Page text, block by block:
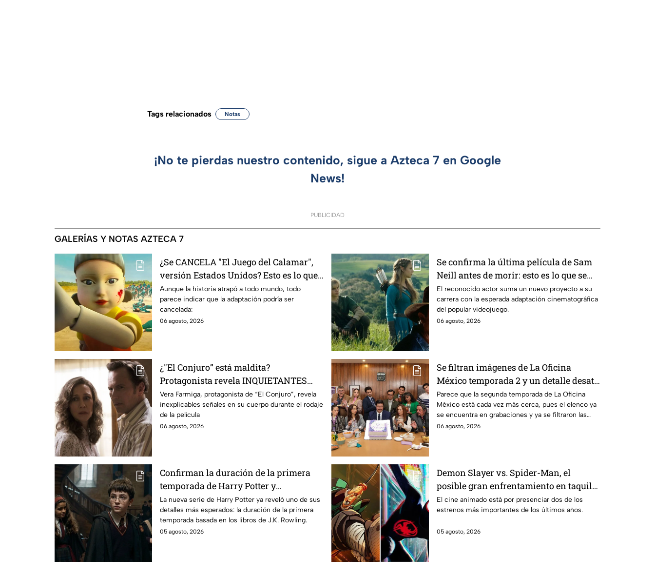
Tags relacionados Notas
¡No te pierdas nuestro contenido, sigue a Azteca 7 en Google
News!
PUBLICIDAD
GALERÍAS Y NOTAS AZTECA 7
¿Se CANCELA "El Juego del Calamar",
versión Estados Unidos? Esto es lo que
se sabe al momento
Aunque la historia atrapó a todo mundo, todo
parece indicar que la adaptación podría ser
cancelada:
06 agosto, 2026
Se confirma la última película de Sam
Neill antes de morir: esto es lo que se
sabe hasta ahora
El reconocido actor suma un nuevo proyecto a su
carrera con la esperada adaptación cinematográfica
del popular videojuego.
06 agosto, 2026
¿"El Conjuro” está maldita?
Protagonista revela INQUIETANTES
señales en su cuerpo durante la
grabación de la película
Vera Farmiga, protagonista de “El Conjuro”, revela
inexplicables señales en su cuerpo durante el rodaje
de la película
06 agosto, 2026
Se filtran imágenes de La Oficina
México temporada 2 y un detalle desata
teorías entre los fans
Parece que la segunda temporada de La Oficina
México está cada vez más cerca, pues el elenco ya
se encuentra en grabaciones y ya se filtraron las
primeras imágenes del set.
06 agosto, 2026
Confirman la duración de la primera
temporada de Harry Potter y
emocionará a los fans de los libros
La nueva serie de Harry Potter ya reveló uno de sus
detalles más esperados: la duración de la primera
temporada basada en los libros de J.K. Rowling.
05 agosto, 2026
Demon Slayer vs. Spider-Man, el
posible gran enfrentamiento en taquilla
del 2027
El cine animado está por presenciar dos de los
estrenos más importantes de los últimos años.
05 agosto, 2026